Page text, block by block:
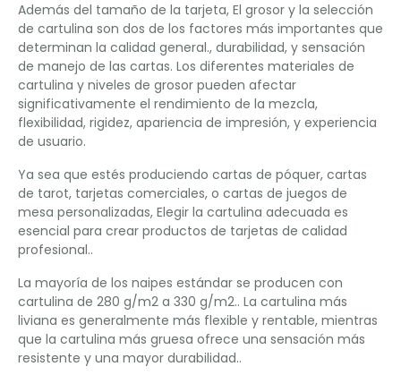
Además del tamaño de la tarjeta, El grosor y la selección
de cartulina son dos de los factores más importantes que
determinan la calidad general., durabilidad, y sensación
de manejo de las cartas. Los diferentes materiales de
cartulina y niveles de grosor pueden afectar
significativamente el rendimiento de la mezcla,
flexibilidad, rigidez, apariencia de impresión, y experiencia
de usuario.
Ya sea que estés produciendo cartas de póquer, cartas
de tarot, tarjetas comerciales, o cartas de juegos de
mesa personalizadas, Elegir la cartulina adecuada es
esencial para crear productos de tarjetas de calidad
profesional..
La mayoría de los naipes estándar se producen con
cartulina de 280 g/m2 a 330 g/m2.. La cartulina más
liviana es generalmente más flexible y rentable, mientras
que la cartulina más gruesa ofrece una sensación más
resistente y una mayor durabilidad..